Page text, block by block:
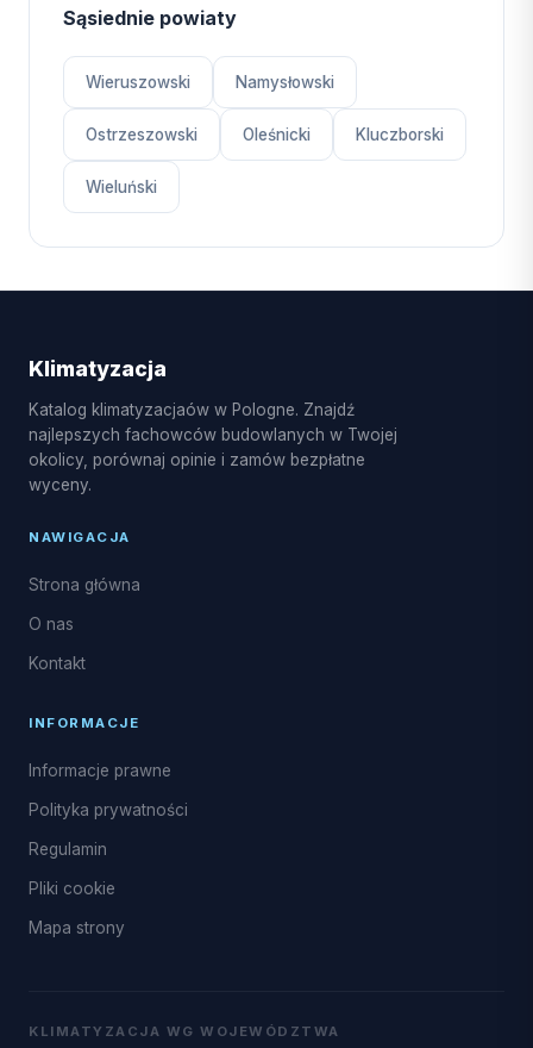
Sąsiednie powiaty
Wieruszowski Namysłowski
Ostrzeszowski Oleśnicki Kluczborski
Wieluński
Klimatyzacja
Katalog klimatyzacjaów w Pologne. Znajdź
najlepszych fachowców budowlanych w Twojej
okolicy, porównaj opinie i zamów bezpłatne
wyceny.
NAWIGACJA
Strona główna
O nas
Kontakt
INFORMACJE
Informacje prawne
Polityka prywatności
Regulamin
Pliki cookie
Mapa strony
KLIMATYZACJA WG WOJEWÓDZTWA